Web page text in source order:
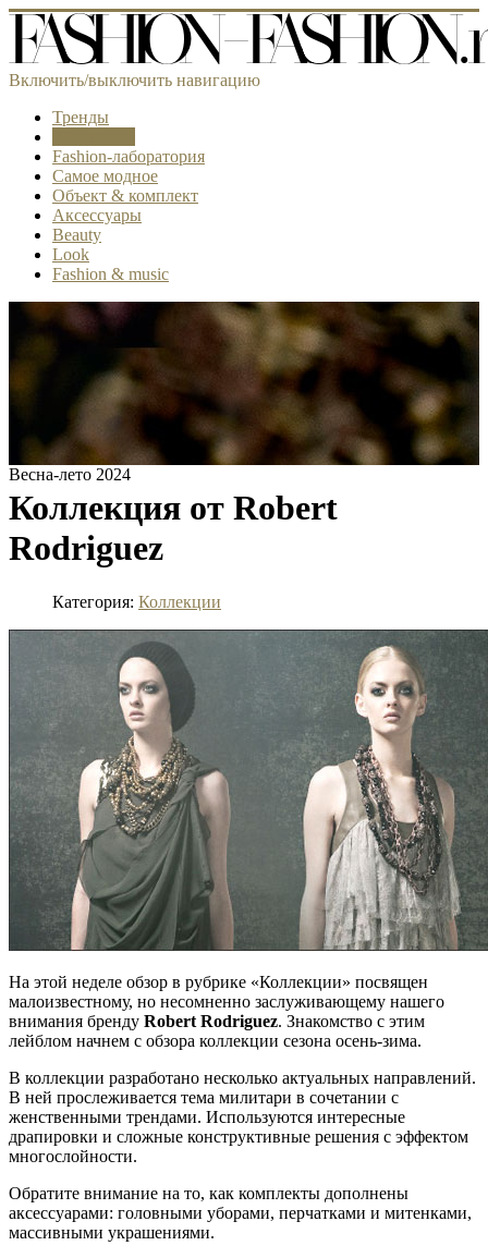
Включить/выключить навигацию
Тренды
Fashion-лаборатория
Самое модное
Объект & комплект
Аксессуары
Beauty
Look
Fashion & music
Весна-лето 2024
Коллекция от Robert
Rodriguez
Категория: Коллекции
На этой неделе обзор в рубрике «Коллекции» посвящен
малоизвестному, но несомненно заслуживающему нашего
внимания бренду Robert Rodriguez. Знакомство с этим
лейблом начнем с обзора коллекции сезона осень-зима.
В коллекции разработано несколько актуальных направлений.
В ней прослеживается тема милитари в сочетании с
женственными трендами. Используются интересные
драпировки и сложные конструктивные решения с эффектом
многослойности.
Обратите внимание на то, как комплекты дополнены
аксессуарами: головными уборами, перчатками и митенками,
массивными украшениями.